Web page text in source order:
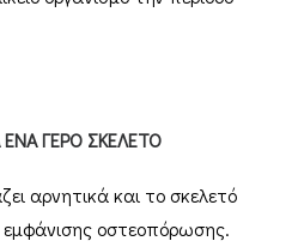
ΓΕΡΟ ΣΚΕΛΕΤΟ
αρνητικά και το σκελετό
εμφάνισης οστεοπόρωσης.